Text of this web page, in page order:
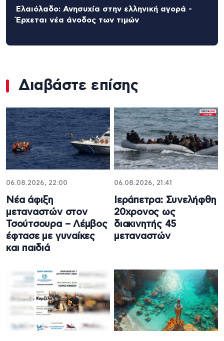
Ελαιόλαδο: Ανησυχία στην ελληνική αγορά -
Έρχεται νέα άνοδος των τιμών
Διαβάστε επίσης
06.08.2026, 22:00
Νέα άφιξη
μεταναστών στον
Τσούτσουρα – Λέμβος
έφτασε με γυναίκες
και παιδιά
06.08.2026, 21:41
Ιεράπετρα: Συνελήφθη
20χρονος ως
διακινητής 45
μεταναστών